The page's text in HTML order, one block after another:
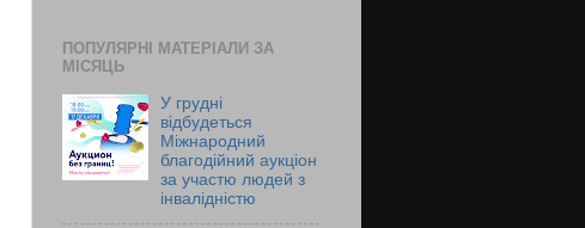
ПОПУЛЯРНІ МАТЕРІАЛИ ЗА
МІСЯЦЬ
У грудні
відбудеться
Міжнародний
благодійний аукціон
за участю людей з
інвалідністю